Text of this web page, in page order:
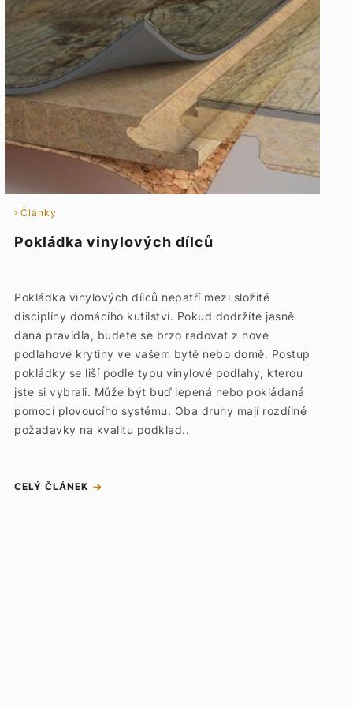
Články
Pokládka vinylových dílců
Pokládka vinylových dílců nepatří mezi složité
disciplíny domácího kutilství. Pokud dodržíte jasně
daná pravidla, budete se brzo radovat z nové
podlahové krytiny ve vašem bytě nebo domě. Postup
pokládky se liší podle typu vinylové podlahy, kterou
jste si vybrali. Může být buď lepená nebo pokládaná
pomocí plovoucího systému. Oba druhy mají rozdílné
požadavky na kvalitu podklad..
CELÝ ČLÁNEK